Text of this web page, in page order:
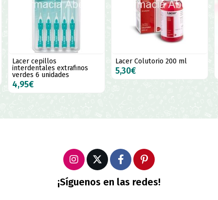
Lacer Colutorio 200 ml
5,30€
Lacer Dentífrico 75 ml
4,75€
¡Síguenos en las redes!